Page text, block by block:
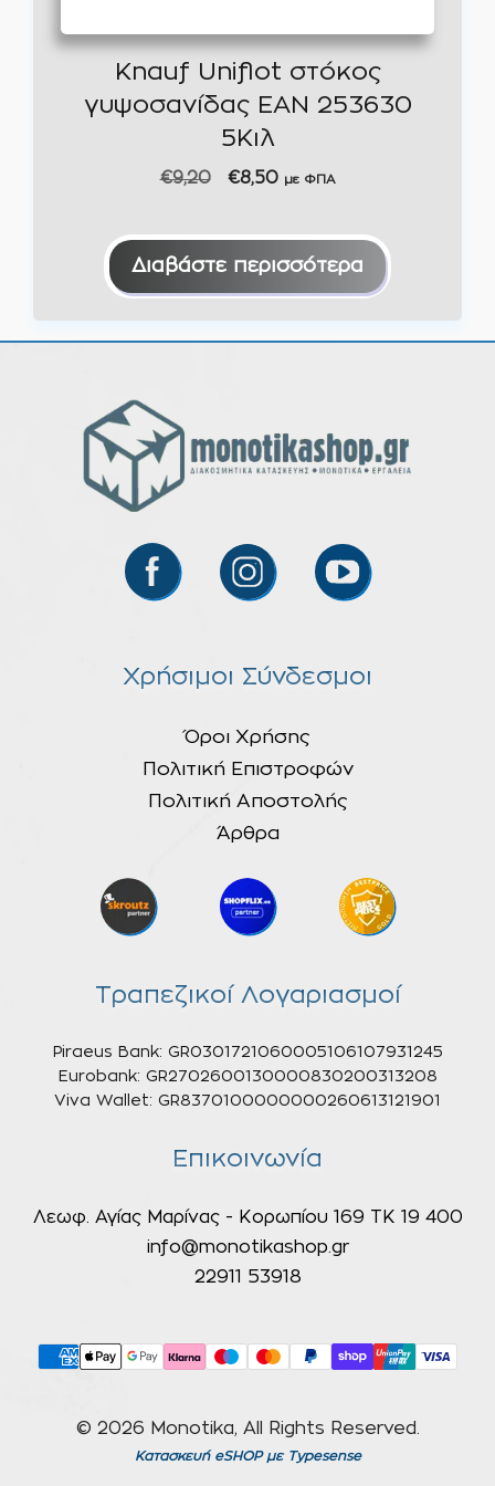
Knauf Uniflot στόκος
γυψοσανίδας EAN 253630
5Κιλ
€9,20
Original
was:
€9,20.
€8,50Η
τιμή
είναι:
με ΦΠΑ
Διαβάστε περισσότερα
Χρήσιμοι Σύνδεσμοι
Όροι Χρήσης
Πολιτική Επιστροφών
Πολιτική Αποστολής
Άρθρα
Τραπεζικοί Λογαριασμοί
Piraeus Bank: GR0301721060005106107931245
Eurobank: GR2702600130000830200313208
Viva Wallet: GR8370100000000260613121901
Επικοινωνία
Λεωφ. Αγίας Μαρίνας - Κορωπίου 169 ΤΚ 19 400
info@monotikashop.gr
22911 53918
© 2026 Monotika, All Rights Reserved.
Κατασκευή eSHOPμε Typesense